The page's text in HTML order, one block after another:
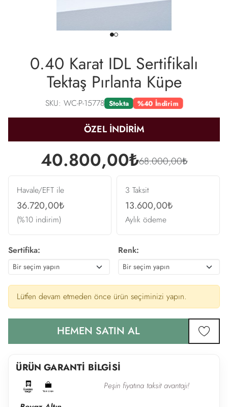
0.40 Karat IDL Sertifikalı
Tektaş Pırlanta Küpe
SKU: WC-P-15778 Stokta %40 İndirim
ÖZEL İNDİRİM
40.800,00₺68.000,00₺
Havale/EFT ile
36.720,00₺
(%10 indirim)
3 Taksit
13.600,00₺
Aylık ödeme
Sertifika: Renk:
Lütfen devam etmeden önce ürün seçiminizi yapın.
HEMEN SATIN AL
ÜRÜN GARANTİ BİLGİSİ
Peşin fiyatına taksit avantajı!